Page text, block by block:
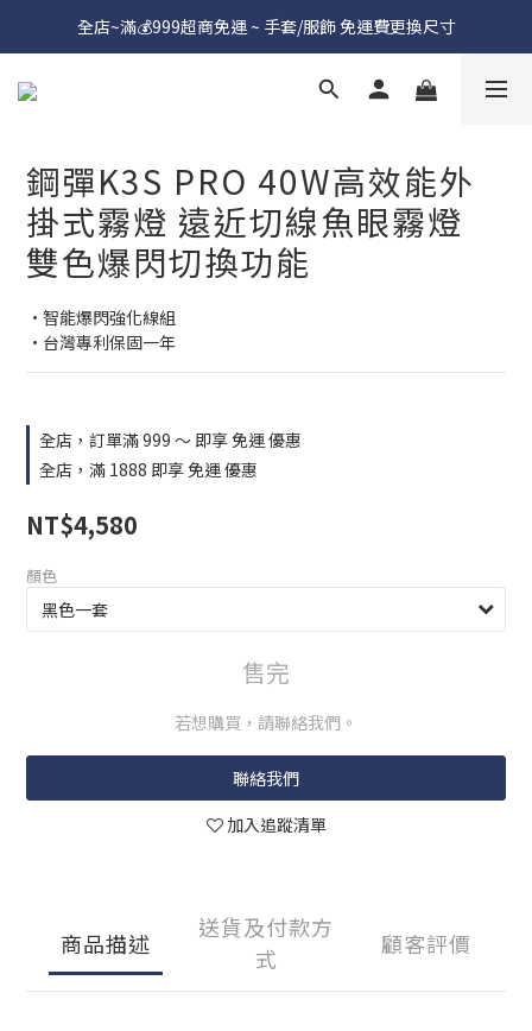
全店~滿💰999超商免運 ~ 手套/服飾 免運費更換尺寸
鋼彈K3S PRO 40W高效能外
掛式霧燈 遠近切線魚眼霧燈
雙色爆閃切換功能
•智能爆閃強化線組
•台灣專利保固一年
全店，訂單滿 999 ～ 即享 免運 優惠
全店，滿 1888 即享 免運 優惠
NT$4,580
顏色
售完
若想購買，請聯絡我們。
聯絡我們
加入追蹤清單
商品描述
送貨及付款方
式
顧客評價